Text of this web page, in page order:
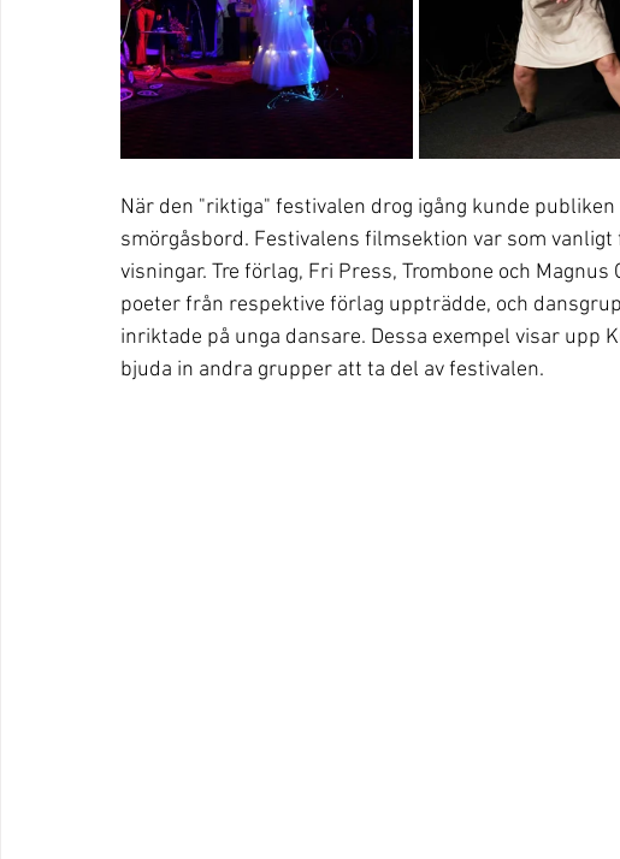
När den "riktiga" festivalen drog igång kunde
smörgåsbord. Festivalens filmsektion var som
visningar. Tre förlag, Fri Press, Trombone och
poeter från respektive förlag uppträdde, och
inriktade på unga dansare. Dessa exempel visar upp
bjuda in andra grupper att ta del av festivalen.